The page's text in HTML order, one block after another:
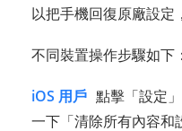
以把手機回復原廠設定
不同裝置操作步驟如下：
iOS 用戶 點擊「設定
一下「清除所有內容和